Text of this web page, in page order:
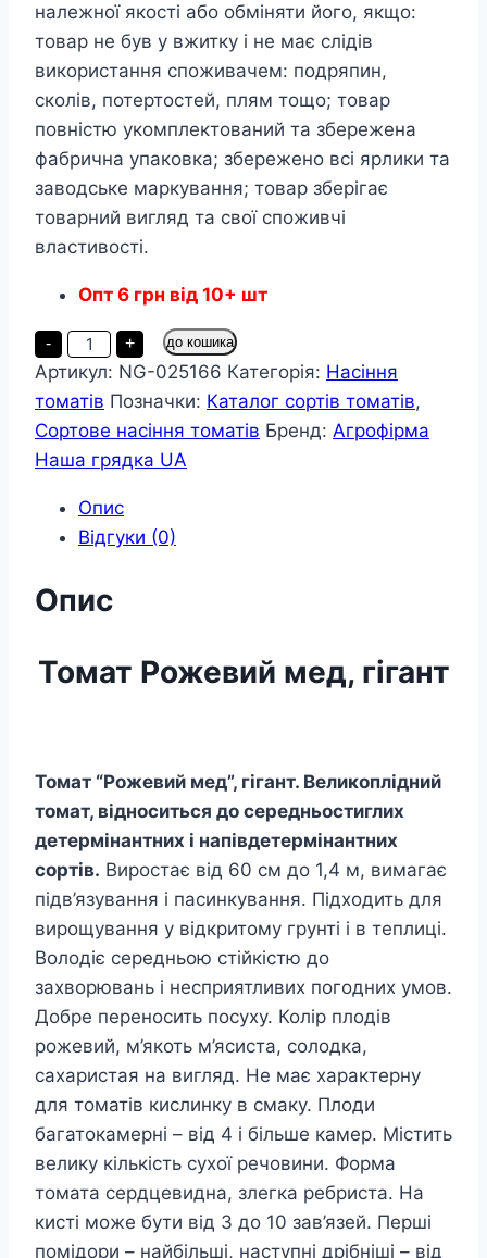
належної якості або обміняти його, якщо:
товар не був у вжитку і не має слідів
використання споживачем: подряпин,
сколів, потертостей, плям тощо; товар
повністю укомплектований та збережена
фабрична упаковка; збережено всі ярлики та
заводське маркування; товар зберігає
товарний вигляд та свої споживчі
властивості.
Опт 6 грн від 10+ шт
-
Томат
Рожевий
мед
пакет
35
насінин
+ до кошика
Артикул: NG-025166 Категорія: Насіння
томатів Позначки: Каталог сортів томатів,
Сортове насіння томатів Бренд: Агрофірма
Наша грядка UA
Опис
Відгуки (0)
Опис
Томат Рожевий мед, гігант
Томат “Рожевий мед”, гігант. Великоплідний
томат, відноситься до середньостиглих
детермінантних і напівдетермінантних
сортів. Виростає від 60 см до 1,4 м, вимагає
підв’язування і пасинкування. Підходить для
вирощування у відкритому грунті і в теплиці.
Володіє середньою стійкістю до
захворювань і несприятливих погодних умов.
Добре переносить посуху. Колір плодів
рожевий, м’якоть м’ясиста, солодка,
сахаристая на вигляд. Не має характерну
для томатів кислинку в смаку. Плоди
багатокамерні – від 4 і більше камер. Містить
велику кількість сухої речовини. Форма
томата сердцевидна, злегка ребриста. На
кисті може бути від 3 до 10 зав’язей. Перші
помідори – найбільші, наступні дрібніші – від